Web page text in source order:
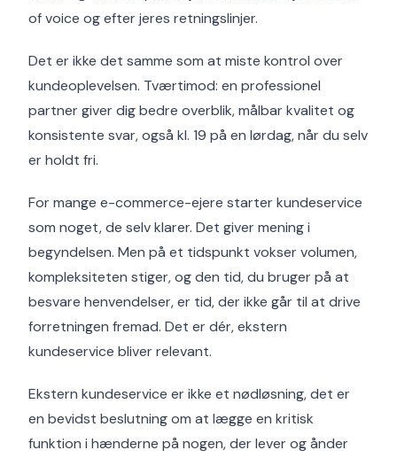
of voice og efter jeres retningslinjer.
Det er ikke det samme som at miste kontrol over
kundeoplevelsen. Tværtimod: en professionel
partner giver dig bedre overblik, målbar kvalitet og
konsistente svar, også kl. 19 på en lørdag, når du selv
er holdt fri.
For mange e-commerce-ejere starter kundeservice
som noget, de selv klarer. Det giver mening i
begyndelsen. Men på et tidspunkt vokser volumen,
kompleksiteten stiger, og den tid, du bruger på at
besvare henvendelser, er tid, der ikke går til at drive
forretningen fremad. Det er dér, ekstern
kundeservice bliver relevant.
Ekstern kundeservice er ikke et nødløsning, det er
en bevidst beslutning om at lægge en kritisk
funktion i hænderne på nogen, der lever og ånder